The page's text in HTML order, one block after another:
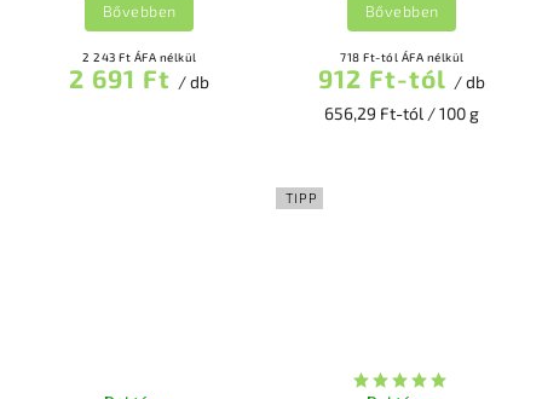
2 243 Ft ÁFA nélkül
2 691 Ft / db
Bővebben
718 Ft-tól ÁFA nélkül
912 Ft-tól / db
656,29 Ft-tól / 100 g
Bővebben
TIPP